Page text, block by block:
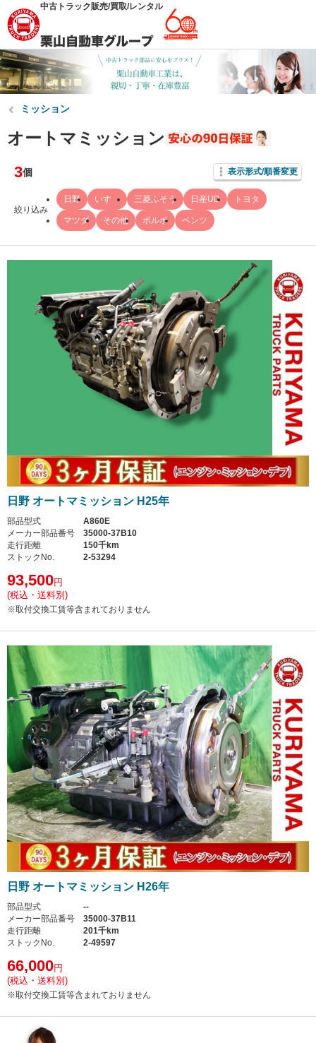
中古トラック販売/買取/レンタル
ミッション
オートマミッション
3個 表示形式/順番変更
絞り込み
日野 いすゞ 三菱ふそう 日産UD トヨタ
マツダ その他 ボルボ ベンツ
日野 オートマミッション H25年
部品型式
A860E
メーカー部品番号
35000-37B10
走行距離
150千km
ストックNo.
2-53294
93,500円
(税込・送料別)
※取付交換工賃等含まれておりません
日野 オートマミッション H26年
部品型式
--
メーカー部品番号
35000-37B11
走行距離
201千km
ストックNo.
2-49597
66,000円
(税込・送料別)
※取付交換工賃等含まれておりません